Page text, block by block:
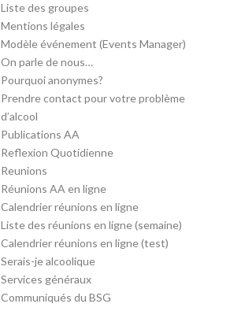
Liste des groupes
Mentions légales
Modèle événement (Events Manager)
On parle de nous…
Pourquoi anonymes?
Prendre contact pour votre problème
d’alcool
Publications AA
Reflexion Quotidienne
Reunions
Réunions AA en ligne
Calendrier réunions en ligne
Liste des réunions en ligne (semaine)
Calendrier réunions en ligne (test)
Serais-je alcoolique
Services généraux
Communiqués du BSG